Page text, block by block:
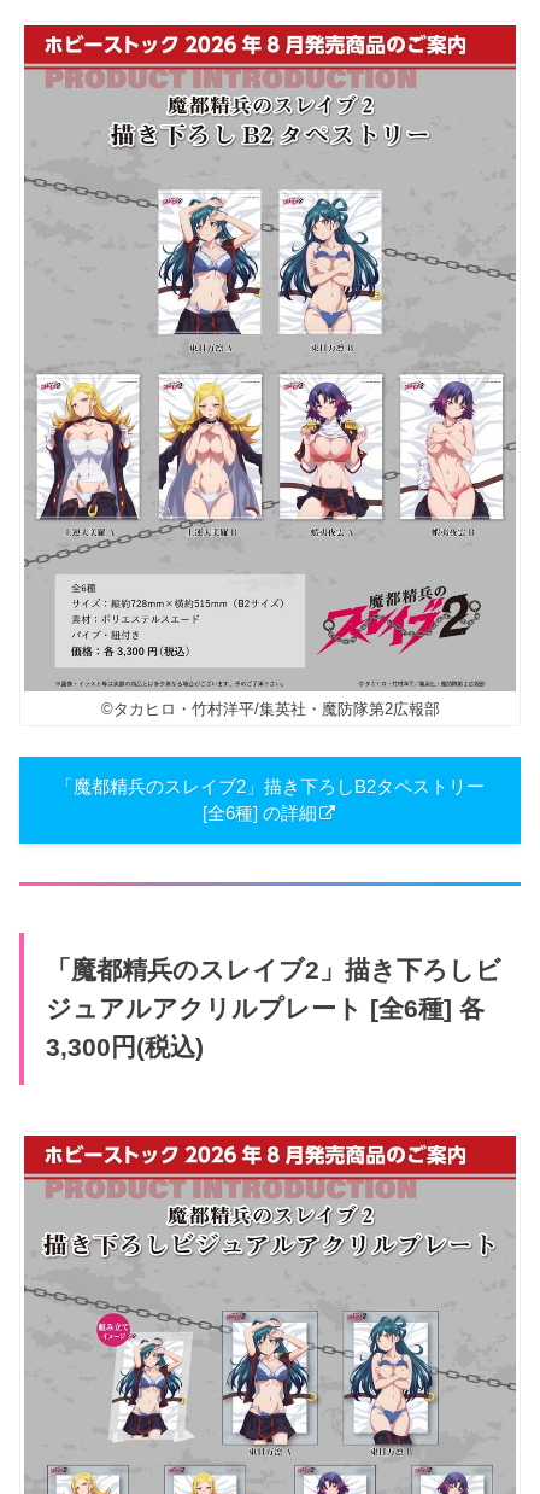
©タカヒロ・竹村洋平/集英社・魔防隊第2広報部
「魔都精兵のスレイブ2」描き下ろしB2タペストリー
[全6種] の詳細
「魔都精兵のスレイブ2」描き下ろしビ
ジュアルアクリルプレート [全6種] 各
3,300円(税込)